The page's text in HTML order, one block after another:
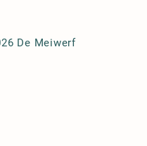
De Meiwerf